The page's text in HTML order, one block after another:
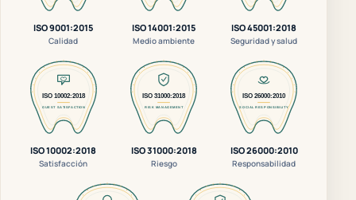
ISO 9001:2015
Calidad
ISO 14001:2015
Medio ambiente
ISO 45001:2018
Seguridad y salud
ISO 10002:2018
Satisfacción
ISO 31000:2018
Riesgo
ISO 26000:2010
Responsabilidad